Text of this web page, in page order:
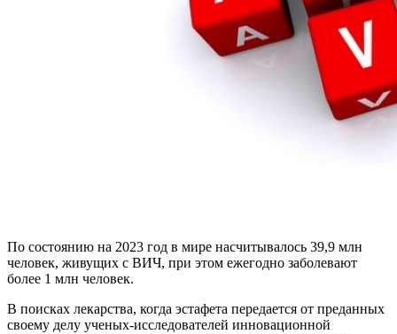
По состоянию на 2023 год в мире насчитывалось 39,9 млн
человек, живущих с ВИЧ, при этом ежегодно заболевают
более 1 млн человек.
В поисках лекарства, когда эстафета передается от преданных
своему делу ученых-исследователей инновационной